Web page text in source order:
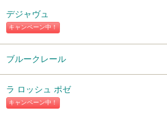
キャンペーン中！
デジャヴュ
ブルークレール
キャンペーン中！
ラ ロッシュ ポゼ